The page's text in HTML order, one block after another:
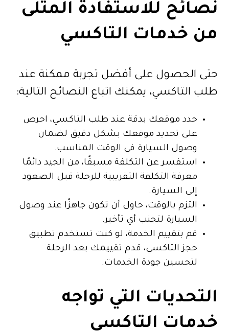
نصائح للاستفادة المثلى
من خدمات التاكسي
حتى الحصول على أفضل تجربة ممكنة عند
طلب التاكسي، يمكنك اتباع النصائح التالية:
حدد موقعك بدقة عند طلب التاكسي، احرص
على تحديد موقعك بشكل دقيق لضمان
وصول السيارة في الوقت المناسب.
استفسر عن التكلفة مسبقًا، من الجيد دائمًا
معرفة التكلفة التقريبية للرحلة قبل الصعود
إلى السيارة.
التزم بالوقت، حاول أن تكون جاهزًا عند وصول
السيارة لتجنب أي تأخير.
قم بتقييم الخدمة، لو كنت تستخدم تطبيق
حجز التاكسي، قدم تقييمك بعد الرحلة
لتحسين جودة الخدمات.
التحديات التي تواجه
خدمات التاكسي